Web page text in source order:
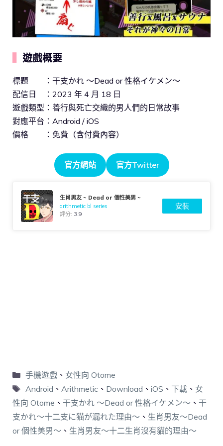
遊戲概要
標題 ：干支かれ ～Dead or 性格イケメン～
配信日 ：2023 年 4 月 18 日
遊戲類型：善行與死亡交織的男人們的日常故事
對應平台：Android / iOS
價格 ：免費（含付費內容）
官方網站 官方Twitter
生肖男友 ~ Dead or 個性美男 ~
arithmetic bl series
評分: 3.9
安裝
手機遊戲、 女性向 Otome
Android 、 Arithmetic、 Download 、 iOS 、 下載、 女
性向 Otome 、 干支かれ ～Dead or 性格イケメン～ 、 干
支かれ～十二支に猫が漏れた理由～ 、 生肖男友～Dead
or 個性美男～ 、 生肖男友～十二生肖沒有貓的理由～